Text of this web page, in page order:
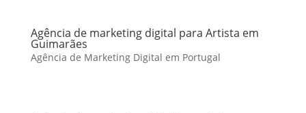
Agência de marketing digital para Artista em
Guimarães
Agência de Marketing Digital em Portugal